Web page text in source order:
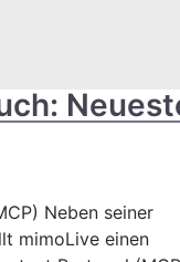
Neben seiner
mimoLive einen